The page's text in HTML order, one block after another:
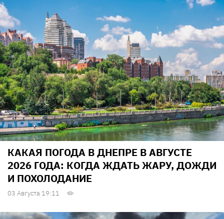
КАКАЯ ПОГОДА В ДНЕПРЕ В АВГУСТЕ
2026 ГОДА: КОГДА ЖДАТЬ ЖАРУ, ДОЖДИ
И ПОХОЛОДАНИЕ
03 Августа 19:11